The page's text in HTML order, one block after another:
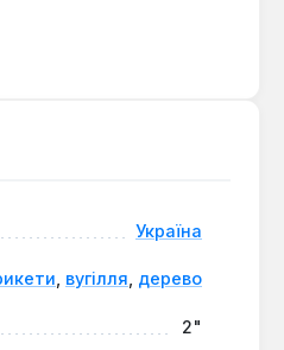
невеликих
Україна
вугілля дерево
2"